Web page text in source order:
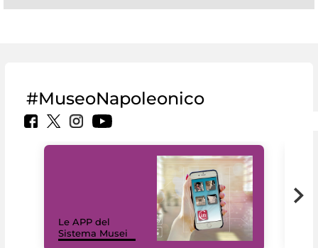
#MuseoNapoleonico
Le APP del
Sistema Musei